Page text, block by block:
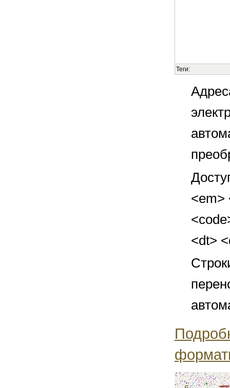
Теги:
<em>
<dt>